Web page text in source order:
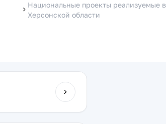
Национальные проекты реализуемые в
Херсонской области